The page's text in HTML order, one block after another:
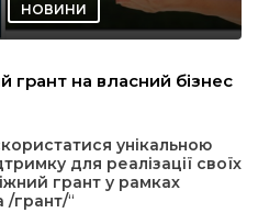
НОВИНИ
на власний бізнес
унікальною
для реалізації своїх
грант у рамках
/грант/“